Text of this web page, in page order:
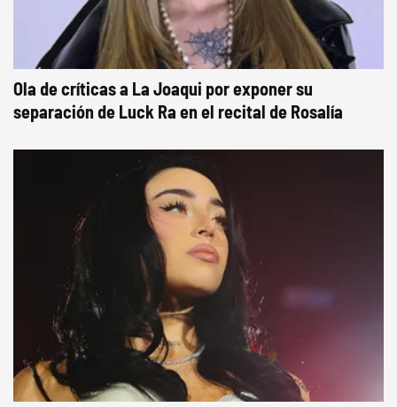
Ola de críticas a La Joaqui por exponer su
separación de Luck Ra en el recital de Rosalía